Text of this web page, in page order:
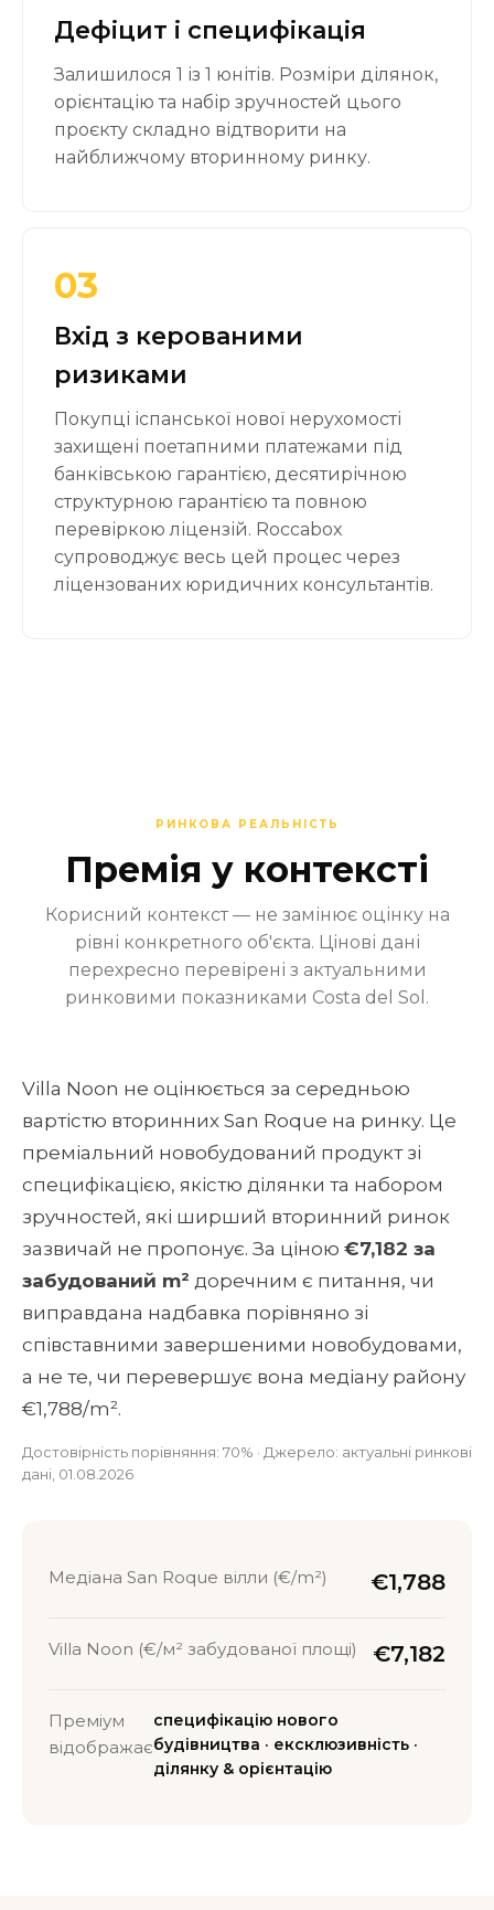
Дефіцит і специфікація
Залишилося 1 із 1 юнітів. Розміри ділянок,
орієнтацію та набір зручностей цього
проєкту складно відтворити на
найближчому вторинному ринку.
03
Вхід з керованими
ризиками
Покупці іспанської нової нерухомості
захищені поетапними платежами під
банківською гарантією, десятирічною
структурною гарантією та повною
перевіркою ліцензій. Roccabox
супроводжує весь цей процес через
ліцензованих юридичних консультантів.
РИНКОВА РЕАЛЬНІСТЬ
Премія у контексті
Корисний контекст — не замінює оцінку на
рівні конкретного об'єкта. Цінові дані
перехресно перевірені з актуальними
ринковими показниками Costa del Sol.
Villa Noon не оцінюється за середньою
вартістю вторинних San Roque на ринку. Це
преміальний новобудований продукт зі
специфікацією, якістю ділянки та набором
зручностей, які ширший вторинний ринок
зазвичай не пропонує. За ціною €7,182 за
забудований m² доречним є питання, чи
виправдана надбавка порівняно зі
співставними завершеними новобудовами,
а не те, чи перевершує вона медіану району
€1,788/m².
Достовірність порівняння: 70% · Джерело: актуальні ринкові
дані, 01.08.2026
Медіана San Roque вілли (€/m²) €1,788
Villa Noon (€/м² забудованої площі) €7,182
Преміум
відображає
специфікацію нового
будівництва · ексклюзивність ·
ділянку & орієнтацію